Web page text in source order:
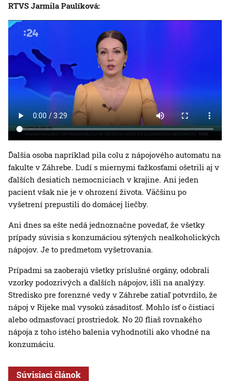
RTVS Jarmila Paulíková:
Ďalšia osoba napríklad pila colu z nápojového automatu na
fakulte v Záhrebe. Ľudí s miernymi ťažkosťami ošetrili aj v
ďalších desiatich nemocniciach v krajine. Ani jeden
pacient však nie je v ohrození života. Väčšinu po
vyšetrení prepustili do domácej liečby.
Ani dnes sa ešte nedá jednoznačne povedať, že všetky
prípady súvisia s konzumáciou sýtených nealkoholických
nápojov. Je to predmetom vyšetrovania.
Prípadmi sa zaoberajú všetky príslušné orgány, odobrali
vzorky podozrivých a ďalších nápojov, išli na analýzy.
Stredisko pre forenzné vedy v Záhrebe zatiaľ potvrdilo, že
nápoj v Rijeke mal vysokú zásaditosť. Mohlo ísť o čistiaci
alebo odmasťovací prostriedok. No 20 fliaš rovnakého
nápoja z toho istého balenia vyhodnotili ako vhodné na
konzumáciu.
Súvisiaci článok